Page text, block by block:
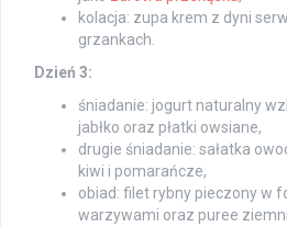
kolacja: zupa krem z dyni
grzankach.
Dzień 3:
śniadanie: jogurt naturalny
jabłko oraz płatki owsiane,
drugie śniadanie: sałatka
kiwi i pomarańcze,
obiad: filet rybny pieczony w
warzywami oraz puree